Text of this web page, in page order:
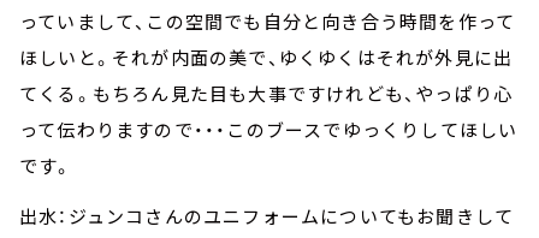
っていまして、この空間でも自分と向き合う時間を作って
ほしいと。それが内面の美で、ゆくゆくはそれが外見に出
てくる。もちろん見た目も大事ですけれども、やっぱり心
って伝わりますので・・・このブースでゆっくりしてほしい
です。
出水：ジュンコさんのユニフォームについてもお聞きして